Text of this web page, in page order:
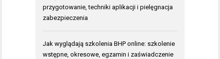
przygotowanie, techniki aplikacji i pielęgnacja
zabezpieczenia
Jak wyglądają szkolenia BHP online: szkolenie
wstępne, okresowe, egzamin i zaświadczenie